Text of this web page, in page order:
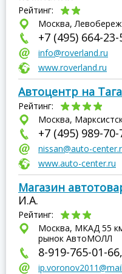
Рейтинг:
Москва,
+7 (495) 664-
info@roverland.ru
www.roverland.ru
Автоцентр на
Рейтинг:
Москва,
+7 (495) 989-70-
nissan@auto-
www.auto-center.ru
Магазин
И.А.
Рейтинг:
Москва, МКАД 55
рынок АвтоМОЛЛ
8-919-765-01-